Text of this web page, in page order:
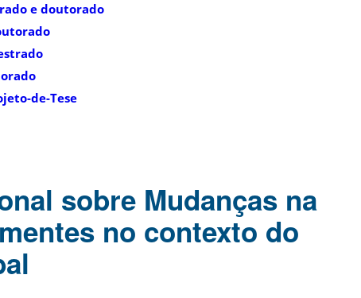
e doutorado
de-Tese
sobre Mudanças na
no contexto do